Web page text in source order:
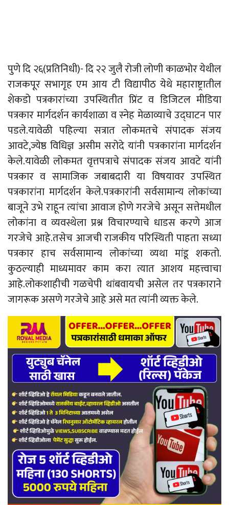
पुणे दि २६(प्रतिनिधी)- दि २२ जुलै रोजी लोणी काळभोर येथील
राजकपूर सभागृह एम आय टी विद्यापीठ येथे महाराष्ट्रातील
शेकडो पत्रकारांच्या उपस्थितीत प्रिंट व डिजिटल मीडिया
पत्रकार मार्गदर्शन कार्यशाळा व स्नेह मेळाव्याचे उद्घाटन पार
पडले.यावेळी पहिल्या सत्रात लोकमतचे संपादक संजय
आवटे,ज्येष्ठ विधिज्ञ असीम सरोदे यांनी पत्रकारांना मार्गदर्शन
केले.यावेळी लोकमत वृत्तपत्राचे संपादक संजय आवटे यांनी
पत्रकार व सामाजिक जबाबदारी या विषयावर उपस्थित
पत्रकारांना मार्गदर्शन केले.पत्रकारांनी सर्वसामान्य लोकांच्या
बाजूने उभे राहून त्यांचा आवाज होणे गरजेचे असून सत्तेमधील
लोकांना व व्यवस्थेला प्रश्न विचारण्याचे धाडस करणे आज
गरजेचे आहे.तसेच आजची राजकीय परिस्थिती पाहता सध्या
पत्रकार हाच सर्वसामान्य लोकांच्या व्यथा मांडू शकतो.
कुठल्याही माध्यमावर काम करा त्यात आशय महत्त्वाचा
आहे.लोकशाहीची गळचेपी थांबवायची असेल तर पत्रकाराने
जागरूक असणे गरजेचे आहे असे मत त्यांनी व्यक्त केले.